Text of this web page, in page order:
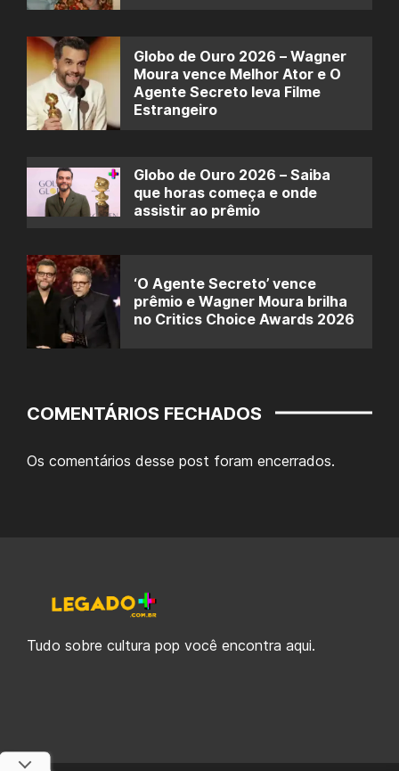
Globo de Ouro 2026 – Wagner
Moura vence Melhor Ator e O
Agente Secreto leva Filme
Estrangeiro
Globo de Ouro 2026 – Saiba
que horas começa e onde
assistir ao prêmio
‘O Agente Secreto’ vence
prêmio e Wagner Moura brilha
no Critics Choice Awards 2026
COMENTÁRIOS FECHADOS
Os comentários desse post foram encerrados.
Tudo sobre cultura pop você encontra aqui.